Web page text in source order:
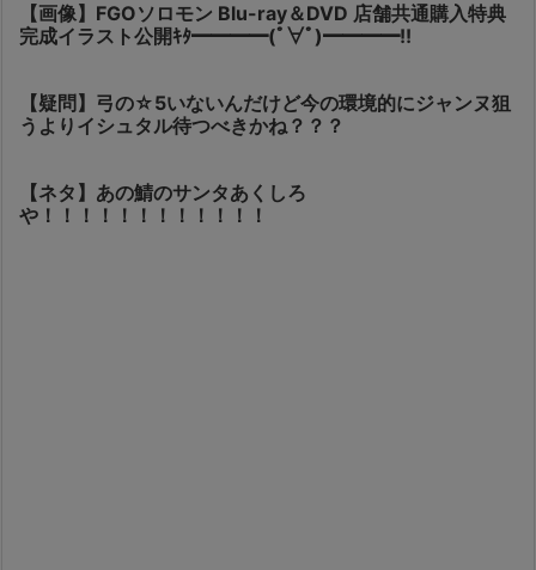
【画像】FGOソロモン Blu-ray＆DVD 店舗共通購入特典
完成イラスト公開ｷﾀ━━━━(ﾟ∀ﾟ)━━━━!!
【疑問】弓の☆5いないんだけど今の環境的にジャンヌ狙
うよりイシュタル待つべきかね？？？
【ネタ】あの鯖のサンタあくしろ
や！！！！！！！！！！！！